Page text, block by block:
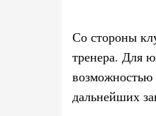
Со стороны
тренера. Для
дальнейших